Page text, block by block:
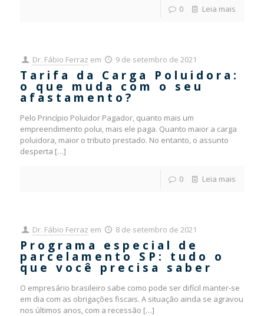
0 Leia mais
Dr. Fábio Ferraz em 9 de setembro de 2021
Tarifa da Carga Poluidora:
o que muda com o seu
afastamento?
Pelo Princípio Poluidor Pagador, quanto mais um
empreendimento polui, mais ele paga. Quanto maior a carga
poluidora, maior o tributo prestado. No entanto, o assunto
desperta […]
0 Leia mais
Dr. Fábio Ferraz em 8 de setembro de 2021
Programa especial de
parcelamento SP: tudo o
que você precisa saber
O empresário brasileiro sabe como pode ser difícil manter-se
em dia com as obrigações fiscais. A situação ainda se agravou
nos últimos anos, com a recessão […]